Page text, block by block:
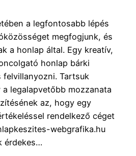
a legfontosabb lépés
megfogjunk, és
a honlap által. Egy kreatív,
honlap bárki
felvillanyozni. Tartsuk
legalapvetőbb mozzanata
az, hogy egy
rendelkező céget
webgrafika.hu
érdekes…